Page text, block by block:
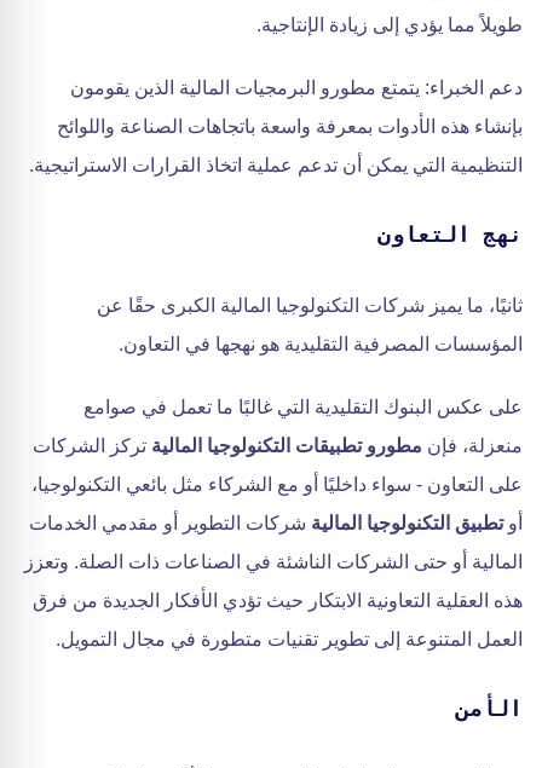
طويلاً مما يؤدي إلى زيادة الإنتاجية.
دعم الخبراء: يتمتع مطورو البرمجيات المالية الذين يقومون
بإنشاء هذه الأدوات بمعرفة واسعة باتجاهات الصناعة واللوائح
التنظيمية التي يمكن أن تدعم عملية اتخاذ القرارات الاستراتيجية.
نهج التعاون
ثانيًا، ما يميز شركات التكنولوجيا المالية الكبرى حقًا عن
المؤسسات المصرفية التقليدية هو نهجها في التعاون.
على عكس البنوك التقليدية التي غالبًا ما تعمل في صوامع
منعزلة، فإن مطورو تطبيقات التكنولوجيا المالية تركز الشركات
على التعاون - سواء داخليًا أو مع الشركاء مثل بائعي التكنولوجيا،
أوتطبيق التكنولوجيا المالية شركات التطوير أو مقدمي الخدمات
المالية أو حتى الشركات الناشئة في الصناعات ذات الصلة. وتعزز
هذه العقلية التعاونية الابتكار حيث تؤدي الأفكار الجديدة من فرق
العمل المتنوعة إلى تطوير تقنيات متطورة في مجال التمويل.
الأمن